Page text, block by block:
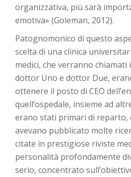
organizzativa, più sarà
emotiva» (Goleman, 2012).
Patognomonico di questo
scelta di una clinica
medici, che verranno
dottor Uno e dottor Due,
ottenere il posto di CEO
quell’ospedale, insieme ad
erano stati primari di reparto,
avevano pubblicato molte
citate in prestigiose riviste
personalità profondamente
serio, concentrato